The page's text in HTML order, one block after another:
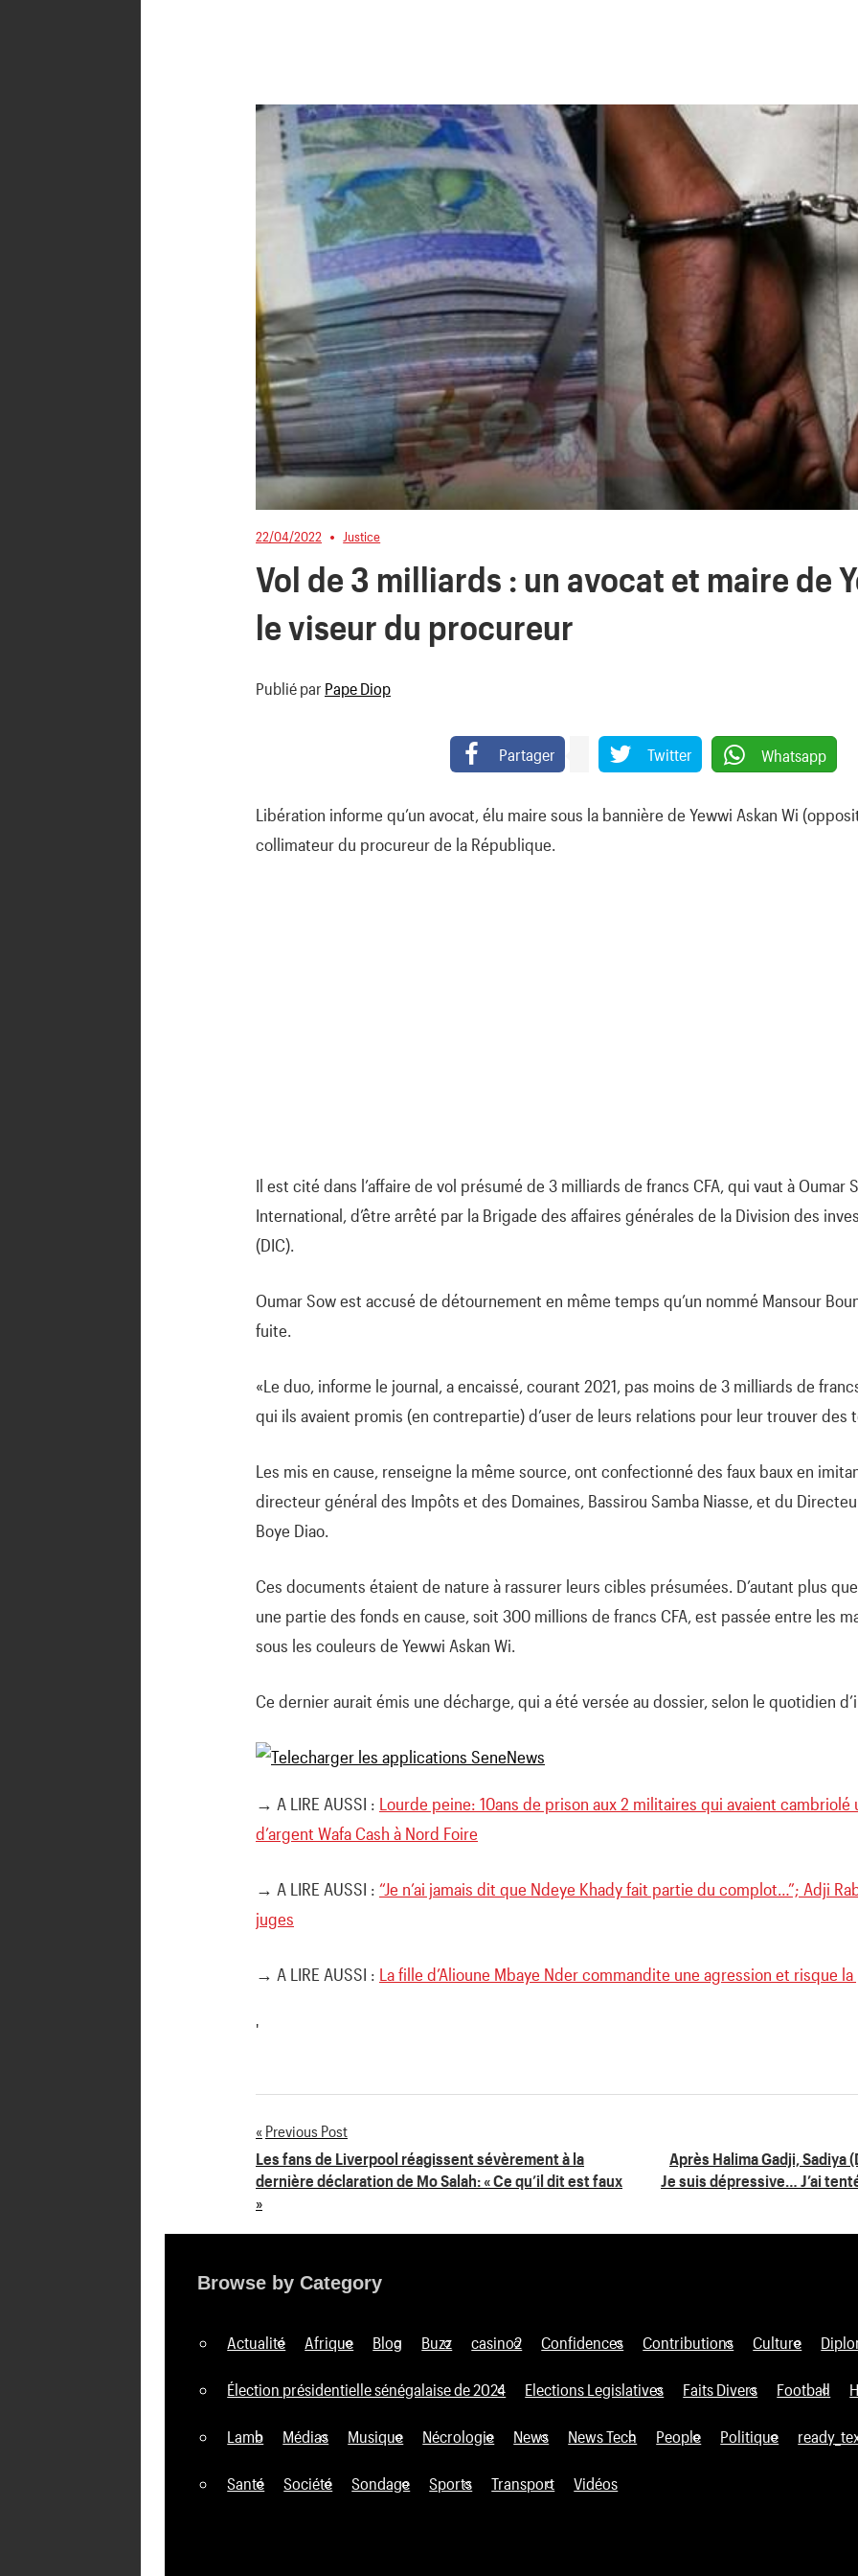
22/04/2022 Justice
Vol de 3 milliards : un avocat et maire de
le viseur du procureur
Publié par Pape Diop
Partager Twitter Whatsapp
Libération informe qu’un avocat, élu maire sous la bannière de Yewwi Askan Wi
collimateur du procureur de la République.
Il est cité dans l’affaire de vol présumé de 3 milliards de francs CFA, qui vaut à Oumar
International, d’être arrêté par la Brigade des affaires générales de la Division des
(DIC).
Oumar Sow est accusé de détournement en même temps qu’un nommé Mansour
fuite.
«Le duo, informe le journal, a encaissé, courant 2021, pas moins de 3 milliards de
qui ils avaient promis (en contrepartie) d’user de leurs relations pour leur trouver des
Les mis en cause, renseigne la même source, ont confectionné des faux baux en
directeur général des Impôts et des Domaines, Bassirou Samba Niasse, et du
Boye Diao.
Ces documents étaient de nature à rassurer leurs cibles présumées. D’autant plus
une partie des fonds en cause, soit 300 millions de francs CFA, est passée entre les
sous les couleurs de Yewwi Askan Wi.
Ce dernier aurait émis une décharge, qui a été versée au dossier, selon le quotidien
→ A LIRE AUSSI : Lourde peine: 10ans de prison aux 2 militaires qui avaient
d’argent Wafa Cash à Nord Foire
→ A LIRE AUSSI : “Je n’ai jamais dit que Ndeye Khady fait partie du complot…”; Adji
juges
→ A LIRE AUSSI : La fille d’Alioune Mbaye Nder commandite une agression et risque
'
Navigation
de
l’article
Previous Post
Les fans de Liverpool réagissent sévèrement à la
dernière déclaration de Mo Salah: « Ce qu’il dit est faux
»
Après Halima Gadji, Sadiya
Je suis dépressive… J’ai
Browse by Category
Actualité Afrique Blog Buzz casino2 Confidences Contributions Culture
Élection présidentielle sénégalaise de 2024 Elections Legislatives Faits Divers Football
Lamb Médias Musique Nécrologie News News Tech People Politique
Santé Société Sondage Sports Transport Vidéos